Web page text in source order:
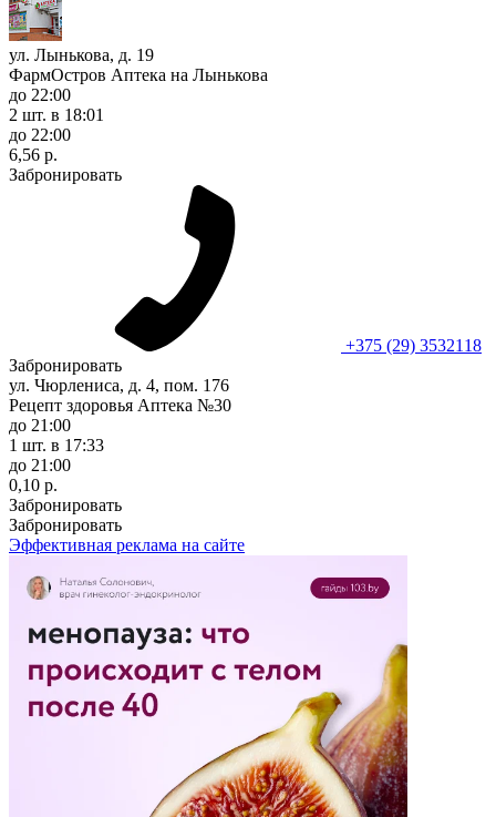
ул. Лынькова, д. 19
ФармОстров Аптека на Лынькова
до 22:00
2 шт. в 18:01
до 22:00
6,56 р.
Забронировать
+375 (29) 3532118
Забронировать
ул. Чюрлениса, д. 4, пом. 176
Рецепт здоровья Аптека №30
до 21:00
1 шт. в 17:33
до 21:00
0,10 р.
Забронировать
Забронировать
Эффективная реклама на сайте